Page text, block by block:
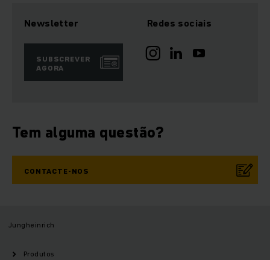
Newsletter
SUBSCREVER
AGORA
Redes sociais
Tem alguma questão?
CONTACTE-NOS
Jungheinrich
Produtos